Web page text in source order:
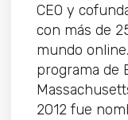
CEO y
con más de
mundo
programa de
2012 fue